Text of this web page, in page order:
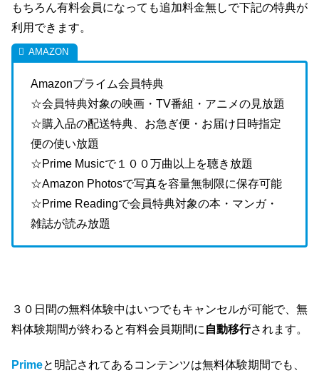
もちろん有料会員になっても追加料金無しで下記の特典が
利用できます。
Amazonプライム会員特典
☆会員特典対象の映画・TV番組・アニメの見放題
☆購入品の配送特典、お急ぎ便・お届け日時指定
便の使い放題
☆Prime Musicで１００万曲以上を聴き放題
☆Amazon Photosで写真を容量無制限に保存可能
☆Prime Readingで会員特典対象の本・マンガ・
雑誌が読み放題
３０日間の無料体験中はいつでもキャンセルが可能で、無
料体験期間が終わると有料会員期間に 自動移行されます。
Primeと明記されてあるコンテンツは無料体験期間でも、